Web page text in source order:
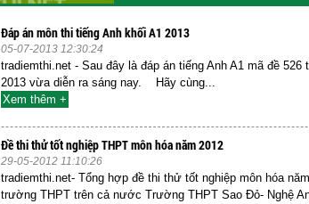
Đáp án môn thi tiếng Anh khối A1 2013
05-07-2013 12:30:24
tradiemthi.net - Sau đây là đáp án tiếng Anh A1 mã đề 526
2013 vừa diễn ra sáng nay. Hãy cùng...
Xem thêm +
Đề thi thử tốt nghiệp THPT môn hóa năm 2012
29-05-2012 11:10:26
tradiemthi.net- Tổng hợp đề thi thử tốt nghiệp môn hóa
trường THPT trên cả nước Trường THPT Sao Đỏ- Nghệ